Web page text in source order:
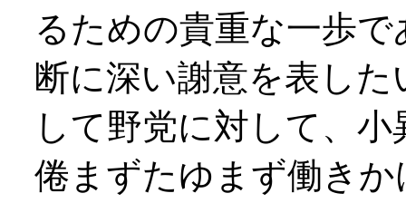
るための貴重な一歩
断に深い謝意を表し
して野党に対して、
倦まずたゆまず働き